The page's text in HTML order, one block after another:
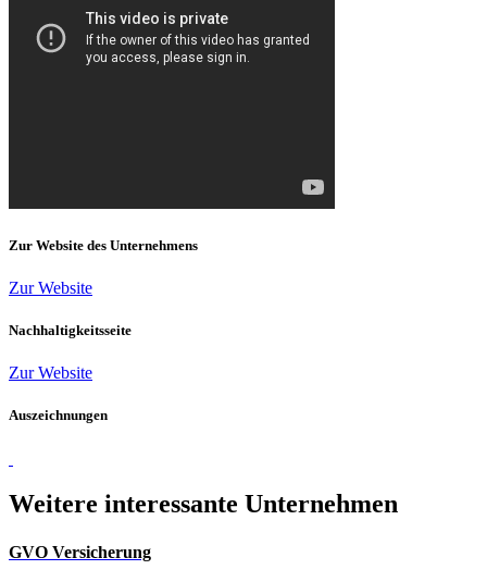
Zur Website des Unternehmens
Zur Website
Nachhaltigkeitsseite
Zur Website
Auszeichnungen
Weitere interessante Unternehmen
GVO Versicherung